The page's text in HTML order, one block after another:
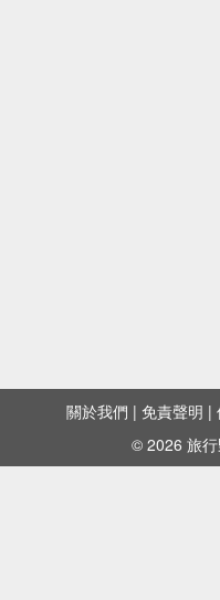
關於我們 | 免責聲明 |
© 2026 旅